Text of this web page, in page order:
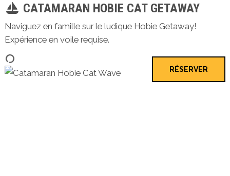
CATAMARAN HOBIE CAT GETAWAY
Naviguez en famille sur le ludique Hobie Getaway!
Expérience en voile requise.
RÉSERVER